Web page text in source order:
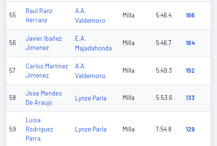
55
Raul Ranz
Herranz
A.A.
Valdemoro
Milla 5:46.4 166
56
Javier Ibañez
Jimenez
E.A.
Majadahonda
Milla 5:46.7 164
57
Carlos Martinez
Jimenez
A.A.
Valdemoro
Milla 5:49.3 152
58
Jose Mendes
De Araujo
Lynze Parla Milla 5:53.6 133
59
Luisa
Rodriguez
Parra
Lynze Parla Milla 7:54.8 129